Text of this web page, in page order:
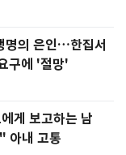
명의 은인…한집서
구에 '절망'
게 보고하는 남
아내 고통